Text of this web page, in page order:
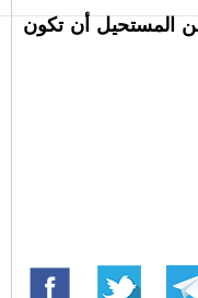
المستحيل أن تكون